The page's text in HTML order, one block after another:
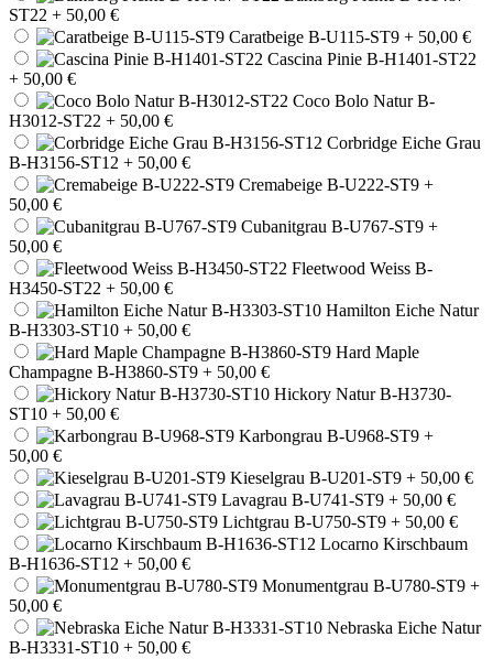
ST22 + 50,00 €
Caratbeige B-U115-ST9 + 50,00 €
Cascina Pinie B-H1401-ST22
+ 50,00 €
Coco Bolo Natur B-
H3012-ST22 + 50,00 €
Corbridge Eiche Grau
B-H3156-ST12 + 50,00 €
Cremabeige B-U222-ST9 +
50,00 €
Cubanitgrau B-U767-ST9 +
50,00 €
Fleetwood Weiss B-
H3450-ST22 + 50,00 €
Hamilton Eiche Natur
B-H3303-ST10 + 50,00 €
Hard Maple
Champagne B-H3860-ST9 + 50,00 €
Hickory Natur B-H3730-
ST10 + 50,00 €
Karbongrau B-U968-ST9 +
50,00 €
Kieselgrau B-U201-ST9 + 50,00 €
Lavagrau B-U741-ST9 + 50,00 €
Lichtgrau B-U750-ST9 + 50,00 €
Locarno Kirschbaum
B-H1636-ST12 + 50,00 €
Monumentgrau B-U780-ST9 +
50,00 €
Nebraska Eiche Natur
B-H3331-ST10 + 50,00 €